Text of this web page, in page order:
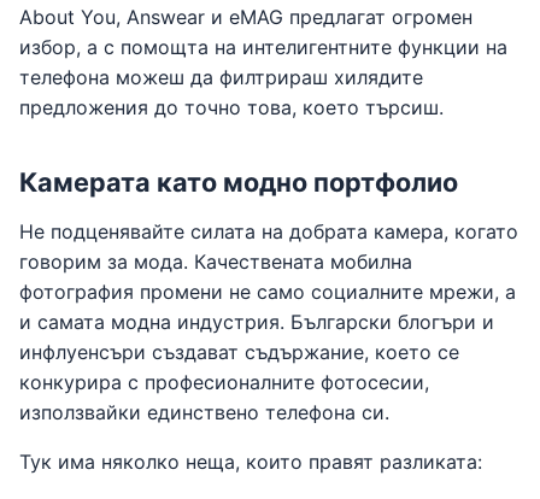
About You, Answear и eMAG предлагат огромен
избор, а с помощта на интелигентните функции на
телефона можеш да филтрираш хилядите
предложения до точно това, което търсиш.
Камерата като модно портфолио
Не подценявайте силата на добрата камера, когато
говорим за мода. Качествената мобилна
фотография промени не само социалните мрежи, а
и самата модна индустрия. Български блогъри и
инфлуенсъри създават съдържание, което се
конкурира с професионалните фотосесии,
използвайки единствено телефона си.
Тук има няколко неща, които правят разликата: